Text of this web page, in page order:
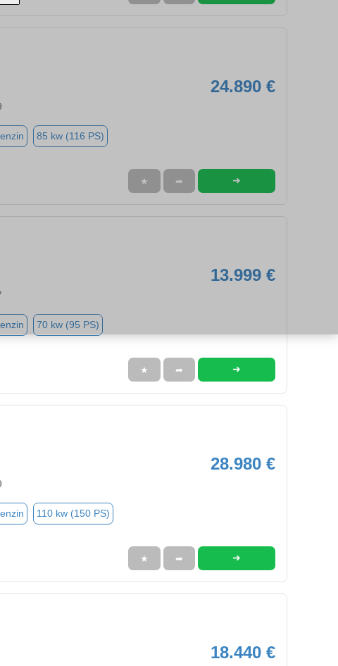
24.890 €
85 kw (116 PS)
★ ➦ ➜
13.999 €
70 kw (95 PS)
★ ➦ ➜
28.980 €
110 kw (150 PS)
★ ➦ ➜
18.440 €